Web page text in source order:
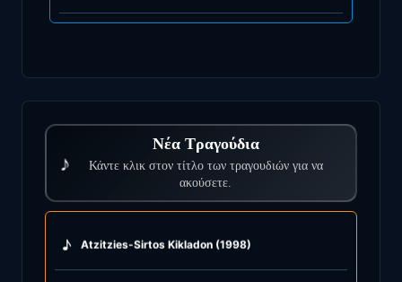
♪
Νέα Τραγούδια
Κάντε κλικ στον τίτλο των τραγουδιών για να
ακούσετε.
♪ Atzitzies-Sirtos Kikladon (1998)